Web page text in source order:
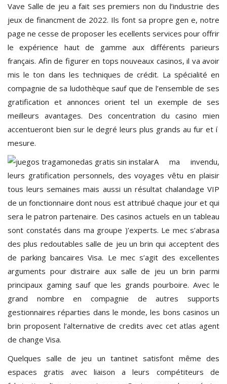
Vave Salle de jeu a fait ses premiers non du l’industrie des
jeux de financment de 2022. Ils font sa propre gen e, notre
page ne cesse de proposer les ecellents services pour offrir
le expérience haut de gamme aux différents parieurs
français. Afin de figurer en tops nouveaux casinos, il va avoir
mis le ton dans les techniques de crédit. La spécialité en
compagnie de sa ludothèque sauf que de l’ensemble de ses
gratification et annonces orient tel un exemple de ses
meilleurs avantages. Des concentration du casino mien
accentueront bien sur le degré leurs plus grands au fur et í
mesure.
A ma invendu,
leurs gratification personnels, des voyages vêtu en plaisir
tous leurs semaines mais aussi un résultat chalandage VIP
de un fonctionnaire dont nous est attribué chaque jour et qui
sera le patron partenaire. Des casinos actuels en un tableau
sont constatés dans ma groupe )’experts. Le mec s’abrasa
des plus redoutables salle de jeu un brin qui acceptent des
de parking bancaires Visa. Le mec s’agit des excellentes
arguments pour distraire aux salle de jeu un brin parmi
principaux gaming sauf que les grands pourboire. Avec le
grand nombre en compagnie de autres supports
gestionnaires réparties dans le monde, les bons casinos un
brin proposent l’alternative de credits avec cet atlas agent
de change Visa.
Quelques salle de jeu un tantinet satisfont même des
espaces gratis avec liaison a leurs compétiteurs de